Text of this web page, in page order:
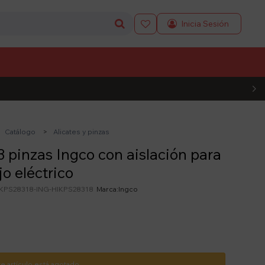

Catálogo Alicates y pinzas
pinzas Ingco con aislación para
eléctrico
ING-HIKPS28318 Ingco